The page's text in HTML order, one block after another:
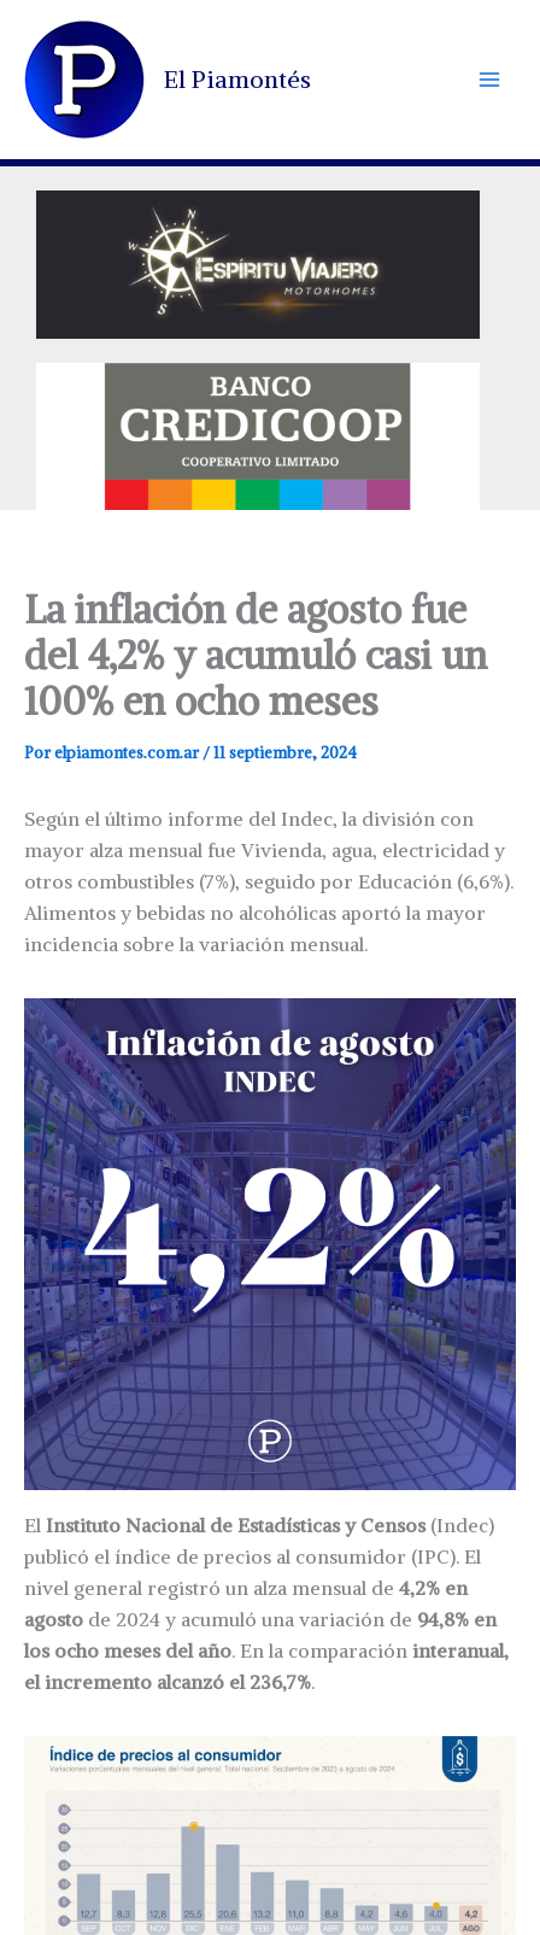
contenido
El Piamontés
La inflación de agosto fue
del 4,2% y acumuló casi un
100% en ocho meses
Porelpiamontes.com.ar/11 septiembre, 2024
Según el último informe del Indec, la división con
mayor alza mensual fue Vivienda, agua, electricidad y
otros combustibles (7%), seguido por Educación (6,6%).
Alimentos y bebidas no alcohólicas aportó la mayor
incidencia sobre la variación mensual.
El Instituto Nacional de Estadísticas y Censos(Indec)
publicó el índice de precios al consumidor (IPC). El
nivel general registró un alza mensual de 4,2% en
agosto de 2024 y acumuló una variación de 94,8% en
los ocho meses del año. En la comparación interanual,
el incremento alcanzó el 236,7%.